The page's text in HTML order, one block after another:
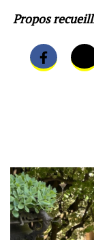
Propos